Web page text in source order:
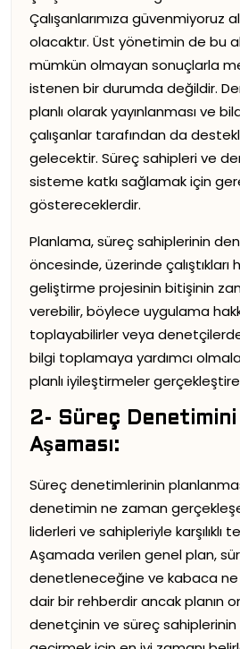
Çalışanlarımıza güvenmiyoruz
olacaktır. Üst yönetimin de bu
mümkün olmayan sonuçlarla
istenen bir durumda değildir.
planlı olarak yayınlanması ve
çalışanlar tarafından da
gelecektir. Süreç sahipleri ve
sisteme katkı sağlamak için
göstereceklerdir.
Planlama, süreç sahiplerinin
öncesinde, üzerinde çalıştıkları
geliştirme projesinin bitişinin
verebilir, böylece uygulama
toplayabilirler veya
bilgi toplamaya yardımcı
planlı iyileştirmeler
2- Süreç Denetimini
Aşaması:
Süreç denetimlerinin
denetimin ne zaman
liderleri ve sahipleriyle karşılıklı
Aşamada verilen genel plan,
denetleneceğine ve kabaca ne
dair bir rehberdir ancak planın
denetçinin ve süreç